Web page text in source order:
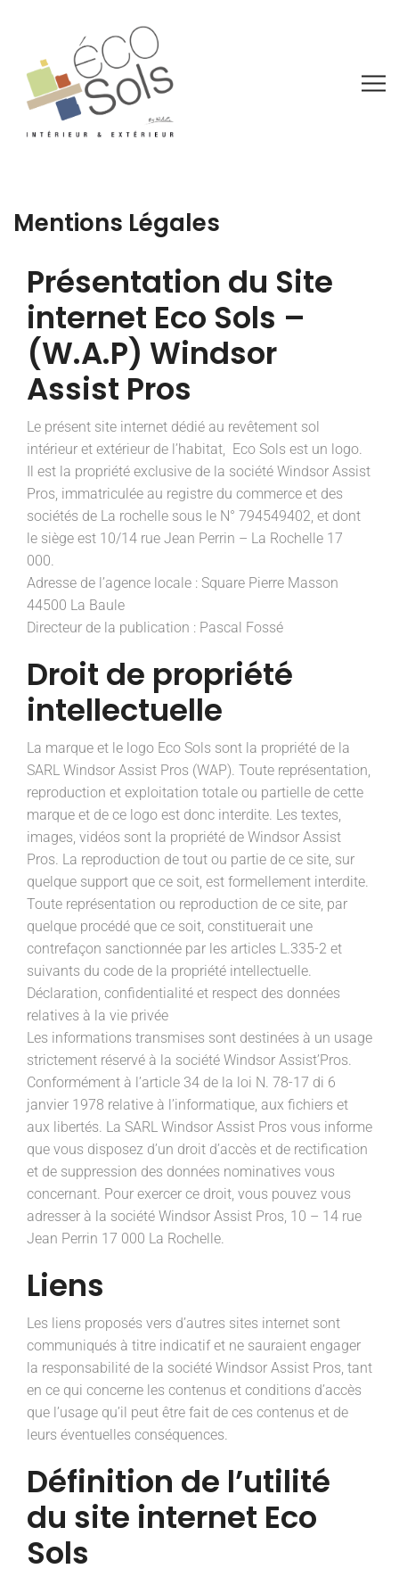
Mentions Légales
Présentation du Site
internet Eco Sols –
(W.A.P) Windsor
Assist Pros
Le présent site internet dédié au revêtement sol
intérieur et extérieur de l’habitat, Eco Sols est un logo.
Il est la propriété exclusive de la société Windsor Assist
Pros, immatriculée au registre du commerce et des
sociétés de La rochelle sous le N° 794549402, et dont
le siège est 10/14 rue Jean Perrin – La Rochelle 17
000.
Adresse de l’agence locale : Square Pierre Masson
44500 La Baule
Directeur de la publication : Pascal Fossé
Droit de propriété
intellectuelle
La marque et le logo Eco Sols sont la propriété de la
SARL Windsor Assist Pros (WAP). Toute représentation,
reproduction et exploitation totale ou partielle de cette
marque et de ce logo est donc interdite. Les textes,
images, vidéos sont la propriété de Windsor Assist
Pros. La reproduction de tout ou partie de ce site, sur
quelque support que ce soit, est formellement interdite.
Toute représentation ou reproduction de ce site, par
quelque procédé que ce soit, constituerait une
contrefaçon sanctionnée par les articles L.335-2 et
suivants du code de la propriété intellectuelle.
Déclaration, confidentialité et respect des données
relatives à la vie privée
Les informations transmises sont destinées à un usage
strictement réservé à la société Windsor Assist’Pros.
Conformément à l’article 34 de la loi N. 78-17 di 6
janvier 1978 relative à l’informatique, aux fichiers et
aux libertés. La SARL Windsor Assist Pros vous informe
que vous disposez d’un droit d’accès et de rectification
et de suppression des données nominatives vous
concernant. Pour exercer ce droit, vous pouvez vous
adresser à la société Windsor Assist Pros, 10 – 14 rue
Jean Perrin 17 000 La Rochelle.
Liens
Les liens proposés vers d’autres sites internet sont
communiqués à titre indicatif et ne sauraient engager
la responsabilité de la société Windsor Assist Pros, tant
en ce qui concerne les contenus et conditions d’accès
que l’usage qu’il peut être fait de ces contenus et de
leurs éventuelles conséquences.
Définition de l’utilité
du site internet Eco
Sols